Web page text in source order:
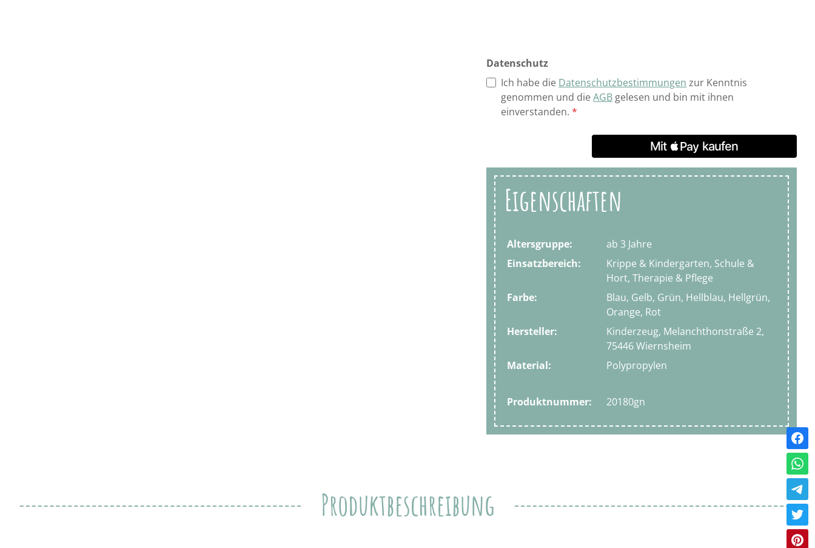
Datenschutz
Ich habe die Datenschutzbestimmungen zur Kenntnis
genommen und dieAGB gelesen und bin mit ihnen
einverstanden.*
Eigenschaften
Altersgruppe:
ab 3 Jahre
Einsatzbereich:
Krippe & Kindergarten, Schule &
Hort, Therapie & Pflege
Farbe:
Blau, Gelb, Grün, Hellblau, Hellgrün,
Orange, Rot
Hersteller:
Kinderzeug, Melanchthonstraße 2,
75446 Wiernsheim
Material:
Polypropylen
Produktnummer: 20180gn
Produktbeschreibung